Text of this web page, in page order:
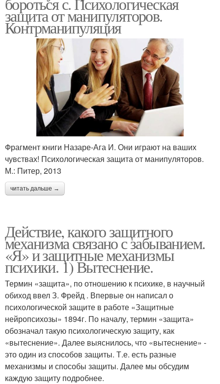
защита от манипуляторов.
Контрманипуляция
Фрагмент книги Назаре-Ага И. Они играют на ваших
чувствах! Психологическая защита от манипуляторов.
М.: Питер, 2013
читать дальше →
Действие, какого защитного
механизма связано с забыванием.
«Я» и защитные механизмы
психики. 1) Вытеснение.
Термин «защита», по отношению к психике, в научный
обиход ввел З. Фрейд . Впервые он написал о
психологической защите в работе «Защитные
нейропсихозы» 1894г. По началу, термин «защита»
обозначал такую психологическую защиту, как
«вытеснение». Далее выяснилось, что «вытеснение» -
это один из способов защиты. Т.е. есть разные
механизмы и способы защиты. Далее мы обсудим
каждую защиту подробнее.